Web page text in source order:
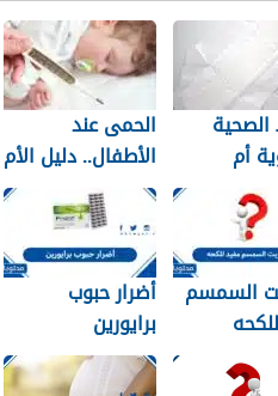
أم
دليلك
النوع
لبشرتك
الحمى عند
الأطفال.. دليل الأم
للتعامل الآمن في
المنزل
السمسم
أضرار حبوب
برايورين